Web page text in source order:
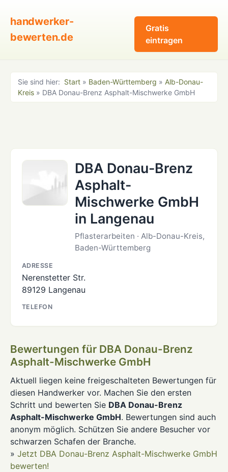
handwerker-
bewerten.de
Gratis
eintragen
Sie sind hier: Start » Baden-Württemberg » Alb-Donau-
Kreis » DBA Donau-Brenz Asphalt-Mischwerke GmbH
DBA Donau-Brenz
Asphalt-
Mischwerke GmbH
in Langenau
Pflasterarbeiten · Alb-Donau-Kreis,
Baden-Württemberg
ADRESSE
Nerenstetter Str.
89129 Langenau
TELEFON
Bewertungen für DBA Donau-Brenz
Asphalt-Mischwerke GmbH
Aktuell liegen keine freigeschalteten Bewertungen für
diesen Handwerker vor. Machen Sie den ersten
Schritt und bewerten Sie DBA Donau-Brenz
Asphalt-Mischwerke GmbH. Bewertungen sind auch
anonym möglich. Schützen Sie andere Besucher vor
schwarzen Schafen der Branche.
» Jetzt DBA Donau-Brenz Asphalt-Mischwerke GmbH
bewerten!